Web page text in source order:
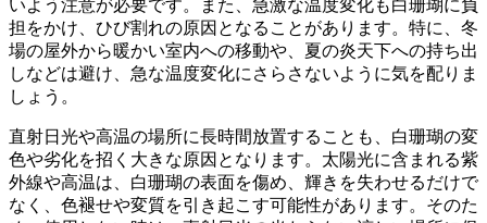
いよう 注意が必要です。また、急激な温度変化も白珊瑚に負
担をかけ、ひび割れの原因となることがあります。特に、 冬
場の屋外から暖かい室内への移動や、 夏の炎天下への持ち出
しなどは避け、急な温度変化にさらさないように気を配りま
しょう。
直射日光や高温の場所に長時間放置することも、白珊瑚の変
色や劣化を招く大きな原因となります。太陽光に含まれる紫
外線や高温は、白珊瑚の表面を傷め、輝きを失わせるだけで
なく、色褪せや変質を引き起こす可能性があります。そのた